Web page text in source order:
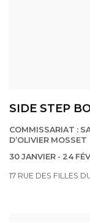
SIDE STEP
COMMISSARIAT :
D’OLIVIER MOSSET
30 JANVIER - 24
17 RUE DES FILLES